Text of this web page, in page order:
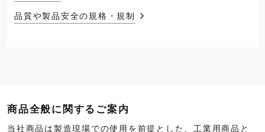
品質や製品安全の規格・規制
商品全般に関するご案内
当社商品は製造現場での使用を前提とした、工業用商品と